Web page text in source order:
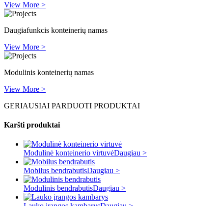
View More >
Daugiafunkcis konteinerių namas
View More >
Modulinis konteinerių namas
View More >
GERIAUSIAI PARDUOTI PRODUKTAI
Karšti produktai
Modulinė konteinerio virtuvėDaugiau >
Mobilus bendrabutisDaugiau >
Modulinis bendrabutisDaugiau >